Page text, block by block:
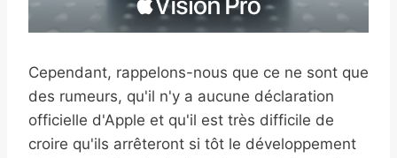
Cependant, rappelons-nous que ce ne sont que
des rumeurs, qu'il n'y a aucune déclaration
officielle d'Apple et qu'il est très difficile de
croire qu'ils arrêteront si tôt le développement